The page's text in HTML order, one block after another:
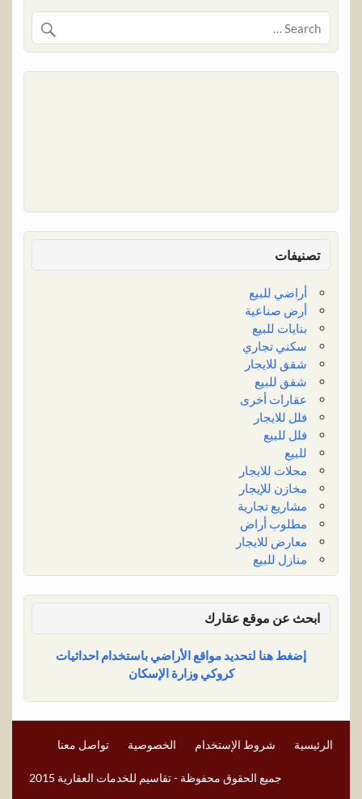
تصنيفات
أراضي للبيع
أرض صناعية
بنايات للبيع
سكني تجاري
شقق للايجار
شقق للبيع
عقارات أخرى
فلل للايجار
فلل للبيع
للبيع
محلات للايجار
مخازن للإيجار
مشاريع تجارية
مطلوب أراض
معارض للايجار
منازل للبيع
ابحث عن موقع عقارك
إضغط هنا لتحديد مواقع الأراضي باستخدام احداثيات
كروكي وزارة الإسكان
الرئيسية شروط الإستخدام الخصوصية تواصل معنا
جميع الحقوق محفوظة - تقاسيم للخدمات العقارية 2015